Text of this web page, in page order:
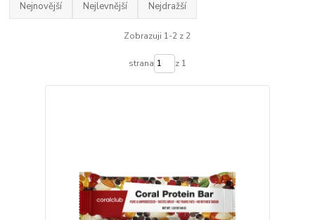
Nejnovější Nejlevnější Nejdražší
Zobrazuji 1-2 z 2
strana z 1